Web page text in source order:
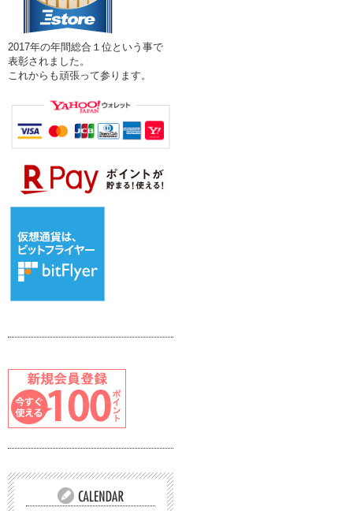
2017年の年間総合１位という事で
表彰されました。
これからも頑張って参ります。